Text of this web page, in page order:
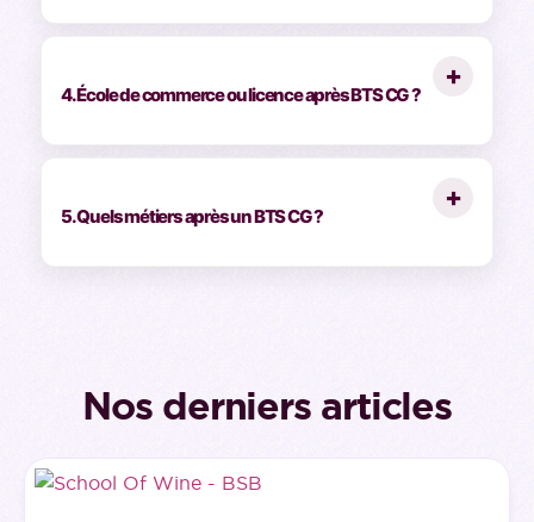
4. École de commerce ou licence après BTS CG ?
+
5. Quels métiers après un BTS CG ?
+
Nos derniers articles